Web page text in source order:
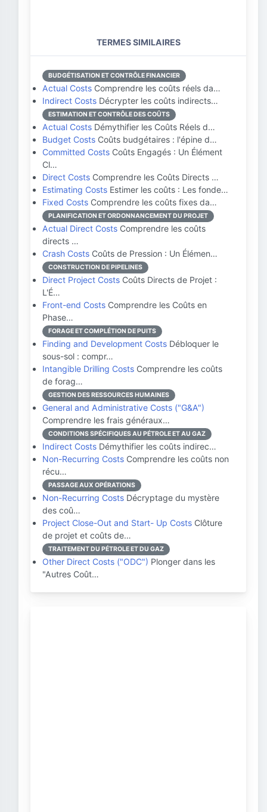
TERMES SIMILAIRES
BUDGÉTISATION ET CONTRÔLE FINANCIER
Actual Costs Comprendre les coûts réels da…
Indirect Costs Décrypter les coûts indirects…
ESTIMATION ET CONTRÔLE DES COÛTS
Actual Costs Démythifier les Coûts Réels d…
Budget Costs Coûts budgétaires : l'épine d…
Committed Costs Coûts Engagés : Un Élément
Cl…
Direct Costs Comprendre les Coûts Directs …
Estimating Costs Estimer les coûts : Les fonde…
Fixed Costs Comprendre les coûts fixes da…
PLANIFICATION ET ORDONNANCEMENT DU PROJET
Actual Direct Costs Comprendre les coûts
directs …
Crash Costs Coûts de Pression : Un Élémen…
CONSTRUCTION DE PIPELINES
Direct Project Costs Coûts Directs de Projet :
L'É…
Front-end Costs Comprendre les Coûts en
Phase…
FORAGE ET COMPLÉTION DE PUITS
Finding and Development Costs Débloquer le
sous-sol : compr…
Intangible Drilling Costs Comprendre les coûts
de forag…
GESTION DES RESSOURCES HUMAINES
General and Administrative Costs ("G&A")
Comprendre les frais généraux…
CONDITIONS SPÉCIFIQUES AU PÉTROLE ET AU GAZ
Indirect Costs Démythifier les coûts indirec…
Non-Recurring Costs Comprendre les coûts non
récu…
PASSAGE AUX OPÉRATIONS
Non-Recurring Costs Décryptage du mystère
des coû…
Project Close-Out and Start- Up Costs Clôture
de projet et coûts de…
TRAITEMENT DU PÉTROLE ET DU GAZ
Other Direct Costs ("ODC") Plonger dans les
"Autres Coût…